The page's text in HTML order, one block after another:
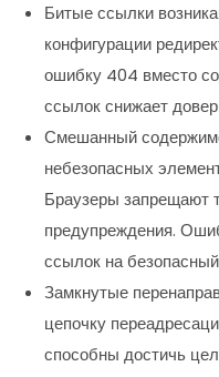
Битые ссылки
конфигурации
ошибку 404 вместо
ссылок снижает
Смешанный
небезопасных
Браузеры запрещают
предупреждения.
ссылок на
Замкнутые
цепочку
способны достичь